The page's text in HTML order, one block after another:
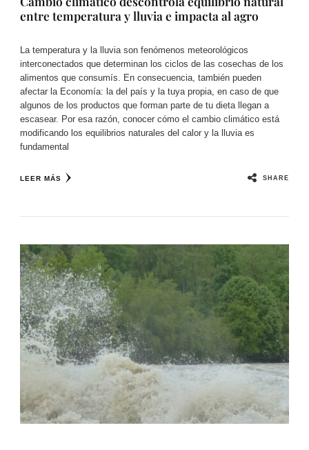
entre temperatura y lluvia e impacta al agro
La temperatura y la lluvia son fenómenos meteorológicos
interconectados que determinan los ciclos de las cosechas de los
alimentos que consumís. En consecuencia, también pueden
afectar la Economía: la del país y la tuya propia, en caso de que
algunos de los productos que forman parte de tu dieta llegan a
escasear. Por esa razón, conocer cómo el cambio climático está
modificando los equilibrios naturales del calor y la lluvia es
fundamental
LEER MÁS SHARE